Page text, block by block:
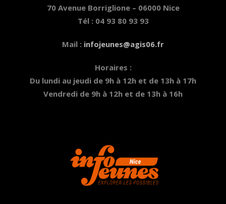
70 Avenue Borriglione – 06000 Nice
Tél : 04 93 80 93 93
Mail : infojeunes@agis06.fr
Horaires :
Du lundi au jeudi de 9h à 12h et de 13h à 17h
Vendredi de 9h à 12h et de 13h à 16h